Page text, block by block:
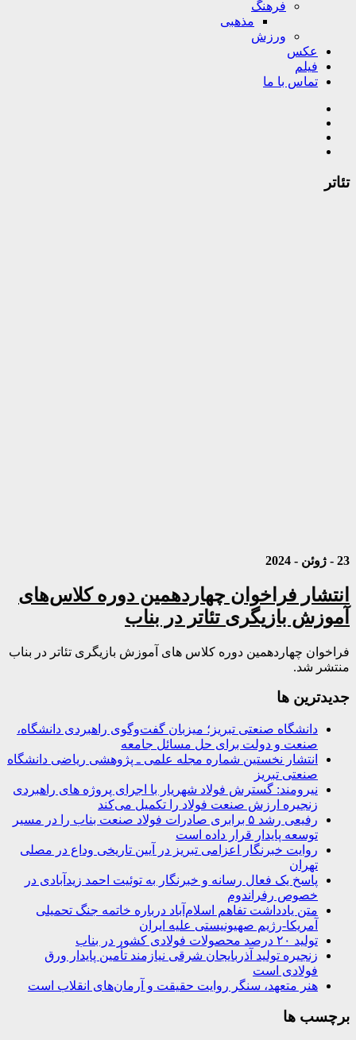
فرهنگ
مذهبی
ورزش
عکس
فیلم
تماس با ما
تئاتر
23 - ژوئن - 2024
انتشار فراخوان چهاردهمین دوره کلاس‌های
آموزش بازیگری تئاتر در بناب
فراخوان چهاردهمین دوره کلاس های آموزش بازیگری تئاتر در بناب
منتشر شد.
جديدترين ها
دانشگاه صنعتی تبریز؛ میزبان گفت‌وگوی راهبردی دانشگاه،
صنعت و دولت برای حل مسائل جامعه
انتشار نخستین شماره مجله علمی ـ پژوهشی ریاضی دانشگاه
صنعتی تبریز
نیرومند: گسترش فولاد شهریار با اجرای پروژه های راهبردی
زنجیره ارزش صنعت فولاد را تکمیل می‌کند
رفیعی رشد ۵ برابری صادرات فولاد صنعت بناب را در مسیر
توسعه پایدار قرار داده است
روایت خبرنگار اعزامی تبریز در آیین تاریخی وداع در مصلی
تهران
پاسخ یک فعال رسانه و خبرنگار به توئیت احمد زیدآبادی در
خصوص رفراندوم
متن یادداشت تفاهم اسلام‌آباد درباره خاتمه جنگ تحمیلی
آمریکا-رژیم صهیونیستی علیه ایران
تولید ۲۰ درصد محصولات فولادی کشور در بناب
زنجیره تولید آذربایجان شرقی نیازمند تأمین پایدار ورق
فولادی است
هنر متعهد، سنگر روایت حقیقت و آرمان‌های انقلاب است
برچسب ها